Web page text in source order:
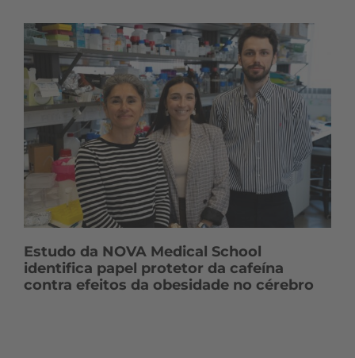
Estudo da NOVA Medical School
identifica papel protetor da cafeína
contra efeitos da obesidade no cérebro